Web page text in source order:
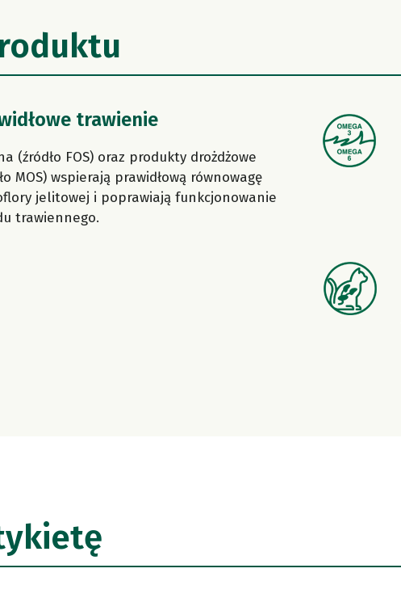
trawienie
(źródło FOS) oraz produkty drożdżowe
MOS) wspierają prawidłową równowagę
jelitowej i poprawiają funkcjonowanie
trawiennego.